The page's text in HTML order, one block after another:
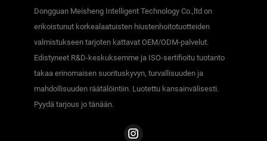
Dongguan Meisheng Intelligent Technology Co.,ltd on
erikoistunut korkealaatuisten hiustenhoitotuotteiden
valmistukseen tarjoten kattavat OEM/ODM-palvelut.
Edistyneet R&D-keskuksemme ja ISO-sertifioitu tuotanto
takaa erinomaisen suorituskyvyn, turvallisuuden ja
mahdollisuuden räätälöintiin. Luotettu kansainvälisesti.
Pyydä tarjous jo tänään.